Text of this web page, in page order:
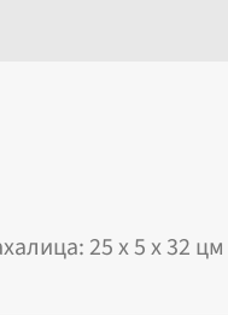
25 х 5 х 32 цм